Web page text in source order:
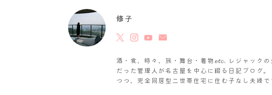
修子
酒・食、時々、旅・舞台・着物𝓮𝓽𝓬. レジャック
だった管理人が名古屋を中心に綴る日記ブログ
つつ、完全同居型二世帯住宅に住む子なし夫婦で